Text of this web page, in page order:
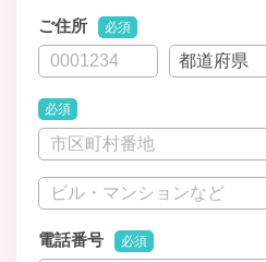
ご住所 必須
必須
電話番号 必須